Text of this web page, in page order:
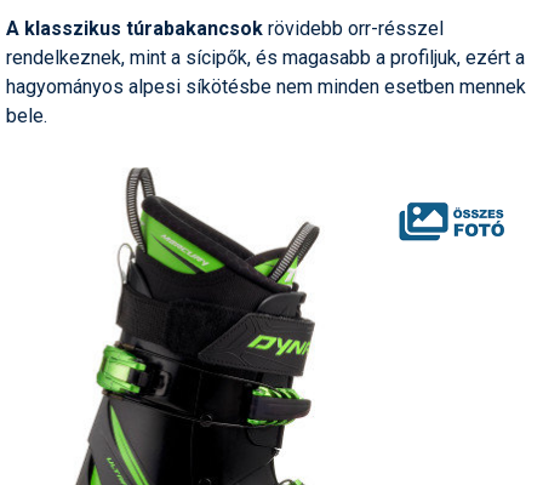
A klasszikus túrabakancsok rövidebb orr-résszel
rendelkeznek, mint a sícipők, és magasabb a profiljuk, ezért a
hagyományos alpesi síkötésbe nem minden esetben mennek
bele.